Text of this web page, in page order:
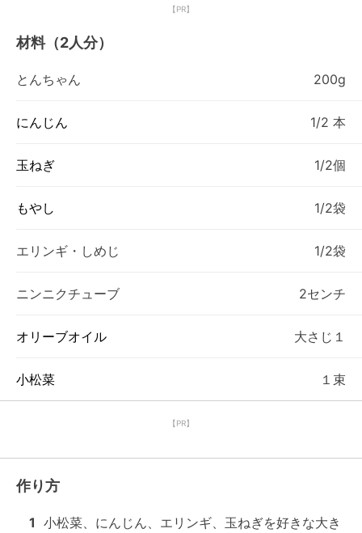
【PR】
材料（2人分）
とんちゃん 200g
にんじん 1/2 本
玉ねぎ 1/2個
もやし 1/2袋
エリンギ・しめじ 1/2袋
ニンニクチューブ 2センチ
オリーブオイル 大さじ１
小松菜 １束
【PR】
作り方
1 小松菜、にんじん、エリンギ、玉ねぎを好きな大き